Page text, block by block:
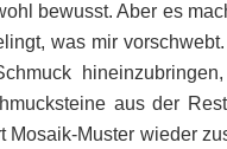
bewusst. Aber es
was mir
aus der
Mosaik-Muster wieder